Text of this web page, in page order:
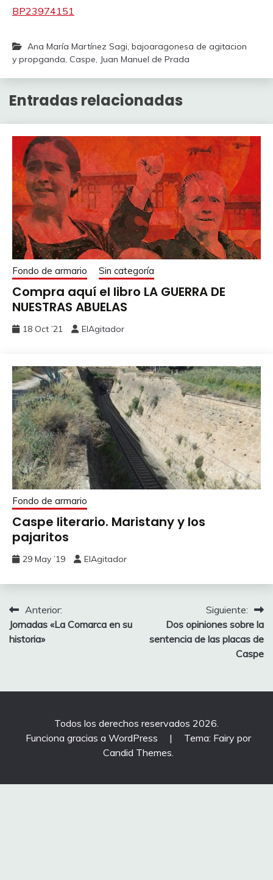
BP23974151
Ana María Martínez Sagi bajoaragonesa de agitacion
y propganda Caspe Juan Manuel de Prada
Entradas relacionadas
Fondo de armario Sin categoría
Compra aquí el libro LA GUERRA DE
NUESTRAS ABUELAS
18 Oct ’21 ElAgitador
Fondo de armario
Caspe literario. Maristany y los
pajaritos
29 May ’19 ElAgitador
Navegación
de
Anterior:
Jornadas «La Comarca en su
historia»
Siguiente:
Dos opiniones sobre la
sentencia de las placas de
Caspe
Todos los derechos reservados 2026.
Funciona gracias a WordPress
|
Tema: Fairy por
Candid Themes.